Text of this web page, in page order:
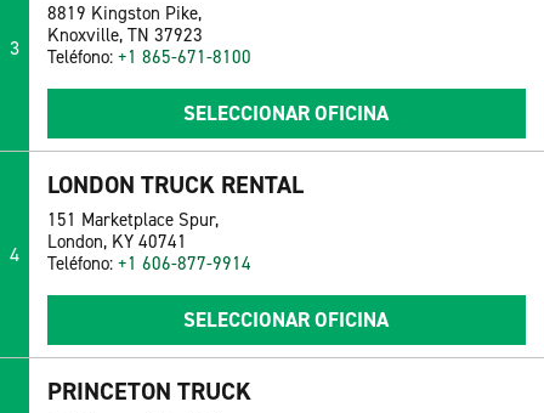
3
8819 Kingston Pike,
Knoxville, TN 37923
Teléfono: +1 865-671-8100
SELECCIONAR OFICINA
4
LONDON TRUCK RENTAL
151 Marketplace Spur,
London, KY 40741
Teléfono: +1 606-877-9914
SELECCIONAR OFICINA
PRINCETON TRUCK